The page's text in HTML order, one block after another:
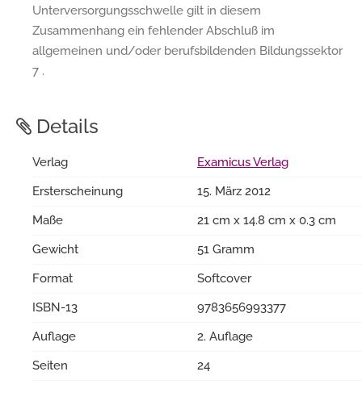
Unterversorgungsschwelle gilt in diesem
Zusammenhang ein fehlender Abschluß im
allgemeinen und/oder berufsbildenden Bildungssektor
7 .
Details
Verlag
Examicus Verlag
Ersterscheinung
15. März 2012
Maße
21 cm x 14.8 cm x 0.3 cm
Gewicht
51 Gramm
Format
Softcover
ISBN-13
9783656993377
Auflage
2. Auflage
Seiten
24